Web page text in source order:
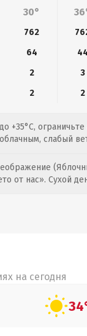
30°
762
64 44
2 3
2 2
+35°C,
слабый
от нас». Сухой
на сегодня